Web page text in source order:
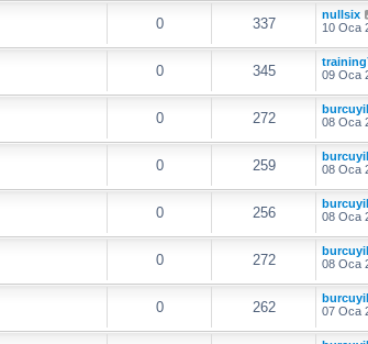
0 337
nullsix
10 Oca
0 345
09 Oca
0 272
08 Oca
0 259
08 Oca
0 256
08 Oca
0 272
08 Oca
0 262
07 Oca